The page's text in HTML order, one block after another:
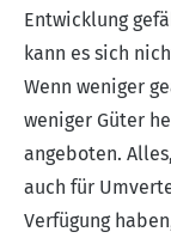
Entwicklung
kann es sich
Wenn weniger
weniger Güter
angeboten.
auch für
Verfügung